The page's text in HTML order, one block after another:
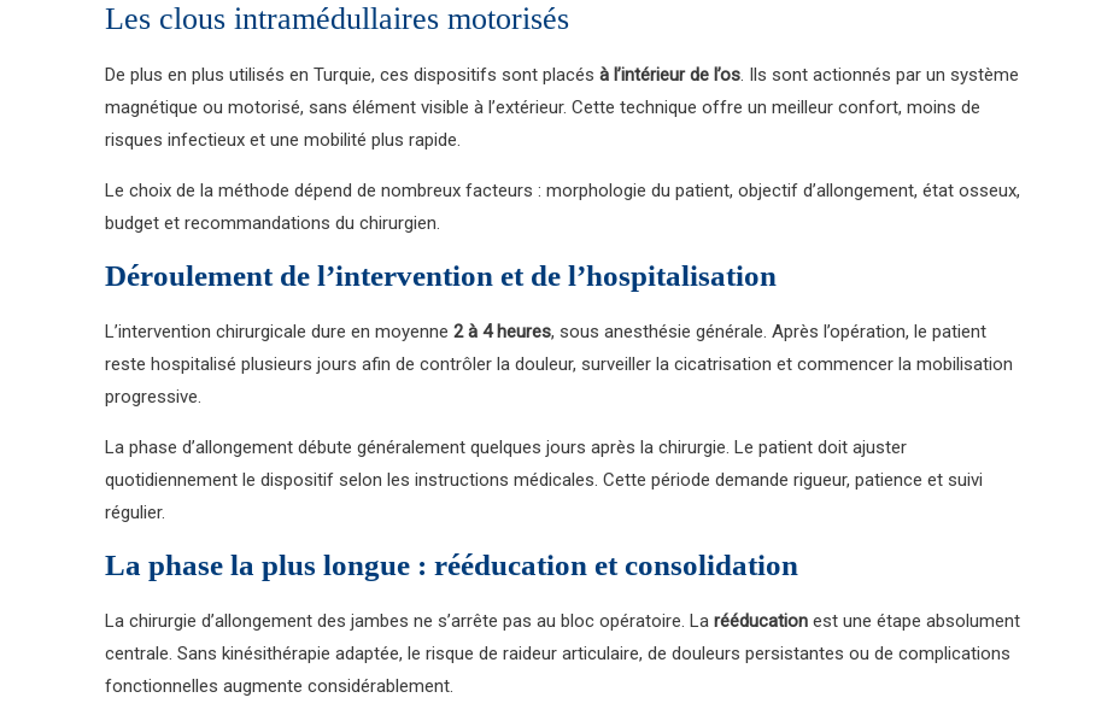
Les clous intramédullaires motorisés
De plus en plus utilisés en Turquie, ces dispositifs sont placés à l’intérieur de l’os. Ils sont actionnés par un système
magnétique ou motorisé, sans élément visible à l’extérieur. Cette technique offre un meilleur confort, moins de
risques infectieux et une mobilité plus rapide.
Le choix de la méthode dépend de nombreux facteurs : morphologie du patient, objectif d’allongement, état osseux,
budget et recommandations du chirurgien.
Déroulement de l’intervention et de l’hospitalisation
L’intervention chirurgicale dure en moyenne 2 à 4 heures, sous anesthésie générale. Après l’opération, le patient
reste hospitalisé plusieurs jours afin de contrôler la douleur, surveiller la cicatrisation et commencer la mobilisation
progressive.
La phase d’allongement débute généralement quelques jours après la chirurgie. Le patient doit ajuster
quotidiennement le dispositif selon les instructions médicales. Cette période demande rigueur, patience et suivi
régulier.
La phase la plus longue : rééducation et consolidation
La chirurgie d’allongement des jambes ne s’arrête pas au bloc opératoire. La rééducation est une étape absolument
centrale. Sans kinésithérapie adaptée, le risque de raideur articulaire, de douleurs persistantes ou de complications
fonctionnelles augmente considérablement.